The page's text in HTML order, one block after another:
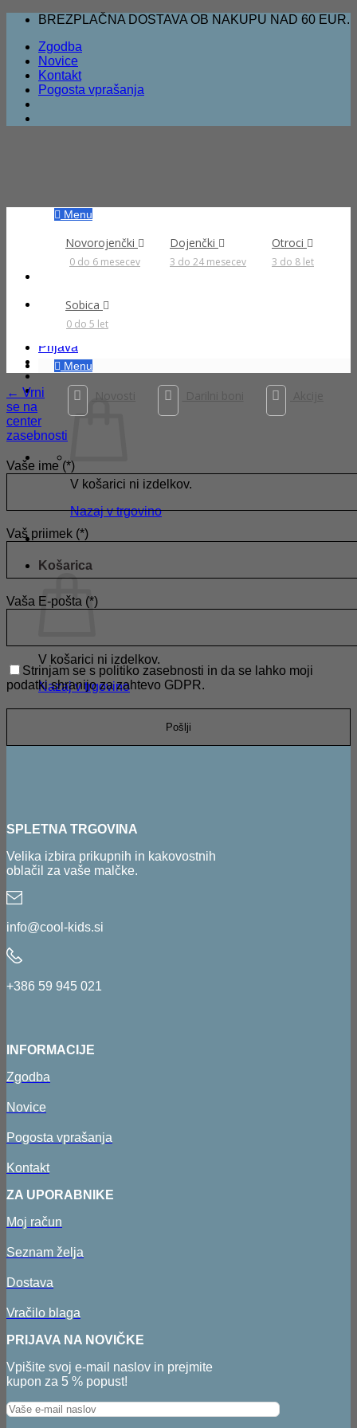
Skoči
vsebino
BREZPLAČNA DOSTAVA OB NAKUPU NAD 60 EUR.
Zgodba
Novice
Kontakt
Pogosta vprašanja
Prijava
V košarici ni izdelkov.
Nazaj v trgovino
Košarica
V košarici ni izdelkov.
Nazaj v trgovino
Menu
Novorojenčki
0 do 6 mesecev
Dojenčki
3 do 24 mesecev
Otroci
3 do 8 let
Sobica
0 do 5 let
Menu
← Vrni
se na
center
zasebnosti
Vaše ime (*)
Vaš priimek (*)
Vaša E-pošta (*)
Strinjam se s politiko zasebnosti in da se lahko moji
podatki shranijo za zahtevo GDPR.
SPLETNA TRGOVINA
Velika izbira prikupnih in kakovostnih
oblačil za vaše malčke.
info@cool-kids.si
+386 59 945 021
INFORMACIJE
Zgodba
Novice
Pogosta vprašanja
Kontakt
ZA UPORABNIKE
Moj račun
Seznam želja
Dostava
Vračilo blaga
PRIJAVA NA NOVIČKE
Vpišite svoj e-mail naslov in prejmite
kupon za 5 % popust!